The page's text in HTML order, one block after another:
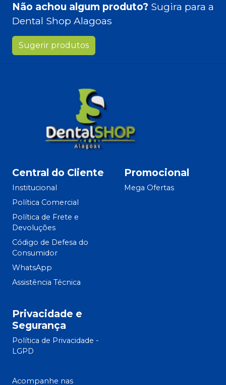
Não achou algum produto? Sugira para a
Dental Shop Alagoas
Sugerir produtos
Central do Cliente
Institucional
Política Comercial
Política de Frete e
Devoluções
Código de Defesa do
Consumidor
WhatsApp
Assistência Técnica
Promocional
Mega Ofertas
Privacidade e
Segurança
Política de Privacidade -
LGPD
Acompanhe nas